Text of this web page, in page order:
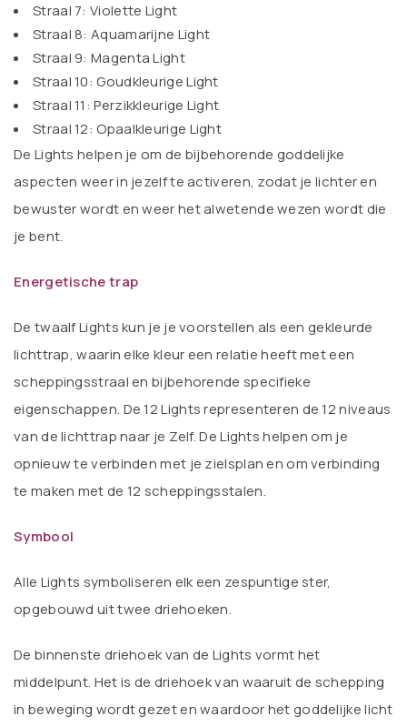
Straal 7: Violette Light
Straal 8: Aquamarijne Light
Straal 9: Magenta Light
Straal 10: Goudkleurige Light
Straal 11: Perzikkleurige Light
Straal 12: Opaalkleurige Light
De Lights helpen je om de bijbehorende goddelijke
aspecten weer in jezelf te activeren, zodat je lichter en
bewuster wordt en weer het alwetende wezen wordt die
je bent.
Energetische trap
De twaalf Lights kun je je voorstellen als een gekleurde
lichttrap, waarin elke kleur een relatie heeft met een
scheppingsstraal en bijbehorende specifieke
eigenschappen. De 12 Lights representeren de 12 niveaus
van de lichttrap naar je Zelf. De Lights helpen om je
opnieuw te verbinden met je zielsplan en om verbinding
te maken met de 12 scheppingsstalen.
Symbool
Alle Lights symboliseren elk een zespuntige ster,
opgebouwd uit twee driehoeken.
De binnenste driehoek van de Lights vormt het
middelpunt. Het is de driehoek van waaruit de schepping
in beweging wordt gezet en waardoor het goddelijke licht